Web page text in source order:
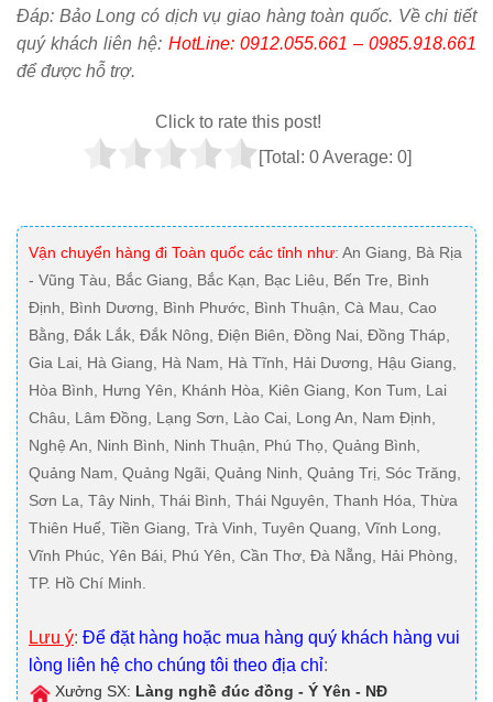
Đáp: Bảo Long có dịch vụ giao hàng toàn quốc. Về chi tiết
quý khách liên hệ: HotLine: 0912.055.661 – 0985.918.661
để được hỗ trợ.
Click to rate this post!
[Total: 0Average: 0]
Vận chuyển hàng đi Toàn quốc các tỉnh như: An Giang, Bà Rịa
- Vũng Tàu, Bắc Giang, Bắc Kạn, Bạc Liêu, Bến Tre, Bình
Định, Bình Dương, Bình Phước, Bình Thuận, Cà Mau, Cao
Bằng, Đắk Lắk, Đắk Nông, Điện Biên, Đồng Nai, Đồng Tháp,
Gia Lai, Hà Giang, Hà Nam, Hà Tĩnh, Hải Dương, Hậu Giang,
Hòa Bình, Hưng Yên, Khánh Hòa, Kiên Giang, Kon Tum, Lai
Châu, Lâm Đồng, Lạng Sơn, Lào Cai, Long An, Nam Định,
Nghệ An, Ninh Bình, Ninh Thuận, Phú Thọ, Quảng Bình,
Quảng Nam, Quảng Ngãi, Quảng Ninh, Quảng Trị, Sóc Trăng,
Sơn La, Tây Ninh, Thái Bình, Thái Nguyên, Thanh Hóa, Thừa
Thiên Huế, Tiền Giang, Trà Vinh, Tuyên Quang, Vĩnh Long,
Vĩnh Phúc, Yên Bái, Phú Yên, Cần Thơ, Đà Nẵng, Hải Phòng,
TP. Hồ Chí Minh.
Lưu ý: Để đặt hàng hoặc mua hàng quý khách hàng vui
lòng liên hệ cho chúng tôi theo địa chỉ:
Xưởng SX: Làng nghề đúc đồng - Ý Yên - NĐ